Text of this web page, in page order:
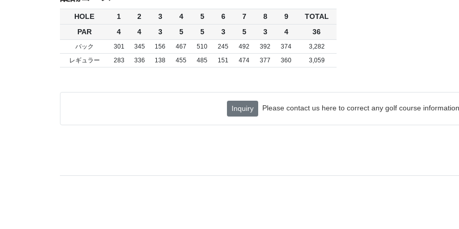
HOLE 1 2 3 4 5 6 7 8 9
TOTAL
PAR
4 4 3 5 5 3 5 3 4 36
バック 301 345 156 467 510 245 492 392 374
3,282
レギュラー
283 336 138 455 485 151 474 377 360 3,059
Inquiry Please contact us here to correct any golf course